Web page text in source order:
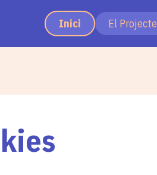
Inici El Projecte